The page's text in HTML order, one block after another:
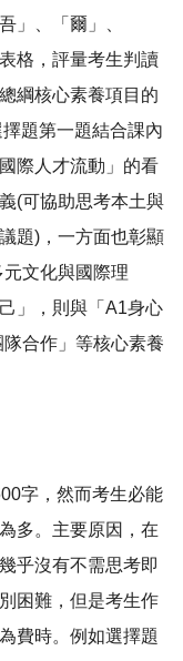
」、「爾」、
格，評量考生判讀
綱核心素養項目的
題第一題結合課內
際人才流動」的看
(可協助思考本土與
題)，一方面也彰顯
文化與國際理
」，則與「A1身心
合作」等核心素養
字，然而考生必能
多。主要原因，在
乎沒有不需思考即
困難，但是考生作
費時。例如選擇題